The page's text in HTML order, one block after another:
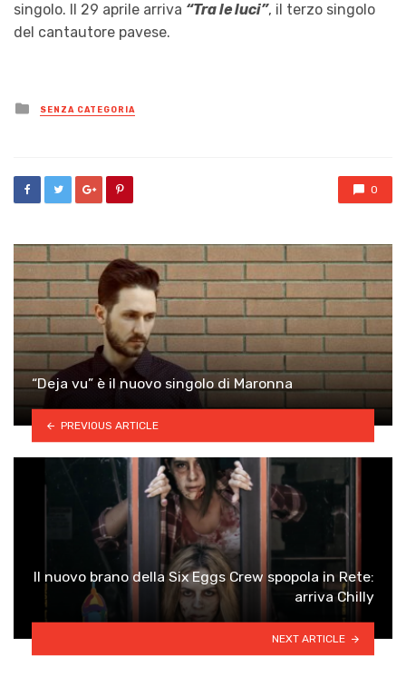
singolo. Il 29 aprile arriva “Tra le luci”, il terzo singolo
del cantautore pavese.
Posted
in
SENZA CATEGORIA
0
“Deja vu” è il nuovo singolo di Maronna
PREVIOUS ARTICLE
Il nuovo brano della Six Eggs Crew spopola in Rete:
arriva Chilly
NEXT ARTICLE